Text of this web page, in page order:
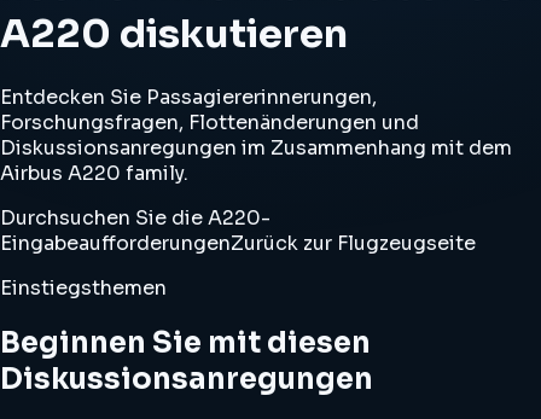
A220 diskutieren
Entdecken Sie Passagiererinnerungen,
Forschungsfragen, Flottenänderungen und
Diskussionsanregungen im Zusammenhang mit dem
Airbus A220 family.
Durchsuchen Sie die A220-
EingabeaufforderungenZurück zur Flugzeugseite
Einstiegsthemen
Beginnen Sie mit diesen
Diskussionsanregungen